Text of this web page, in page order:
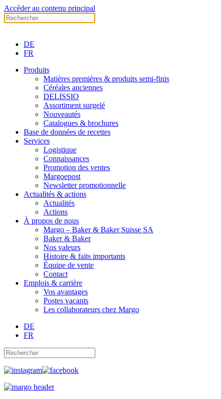
Accéder au contenu principal
DE
FR
Produits
Matières premières & produits semi-finis
Céréales anciennes
DELISSIO
Assortiment surgelé
Nouveautés
Catalogues & brochures
Base de données de recettes
Services
Logistique
Connaissances
Promotion des ventes
Margoepost
Newsletter promotionnelle
Actualités & actions
Actualités
Actions
À propos de nous
Margo – Baker & Baker Suisse SA
Baker & Baker
Nos valeurs
Histoire & faits importants
Équipe de vente
Contact
Emplois & carrière
Vos avantages
Postes vacants
Les collaborateurs chez Margo
DE
FR